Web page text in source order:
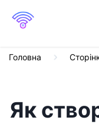
Головна
Як